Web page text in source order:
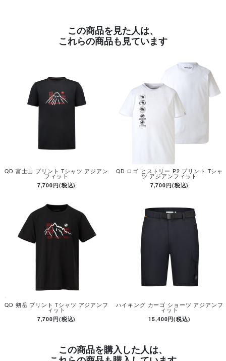
この商品を見た人は、
これらの商品も見ています
QD 富士山 プリント Tシャツ アジアン
フィット
7,700円(税込)
QD ロゴ ヒストリー P2 プリント Tシャ
ツ アジアンフィット
7,700円(税込)
QD 剱岳 プリント Tシャツ アジアンフ
ィット
7,700円(税込)
ハイキング カーゴ ショーツ アジアンフ
ィット
15,400円(税込)
この商品を購入した人は、